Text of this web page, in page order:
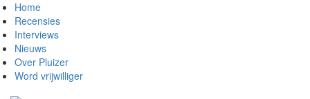
Overslaan
en
naar
de
inhoud
gaan
Home
Recensies
Interviews
Nieuws
Over Pluizer
Word vrijwilliger